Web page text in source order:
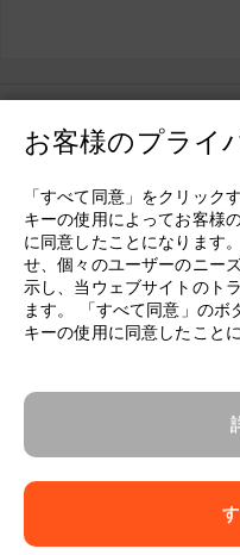
言語を選択してください
Follow us:
お客様のプライ
「すべて同意」をクリック
キーの使用によってお客様
に同意したことになります
せ、個々のユーザーのニー
示し、当ウェブサイトのト
ます。 「すべて同意」のボ
キーの使用に同意したこと